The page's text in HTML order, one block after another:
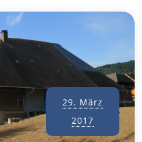
29. März
2017